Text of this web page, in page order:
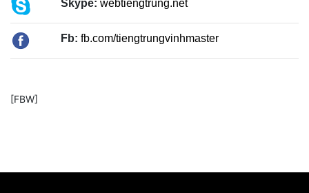
Skype: webtiengtrung.net
Fb: fb.com/tiengtrungvinhmaster
[FBW]